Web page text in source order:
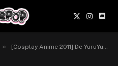
X
(Twitter)
» [Cosplay Anime 2011] De YuruYuri à Blood-C… [Mix]